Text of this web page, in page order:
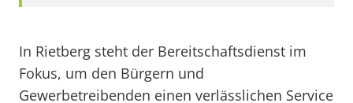
In Rietberg steht der Bereitschaftsdienst im
Fokus, um den Bürgern und
Gewerbetreibenden einen verlässlichen Service